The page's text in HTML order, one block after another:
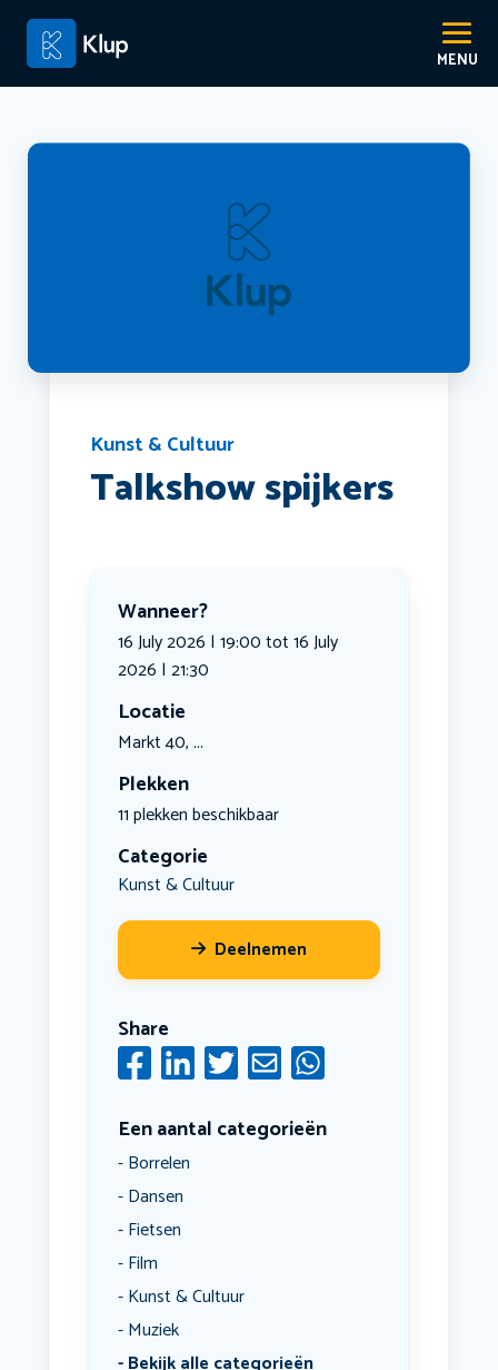
Kunst & Cultuur
Talkshow spijkers
Wanneer?
16 July 2026 | 19:00 tot 16 July
2026 | 21:30
Locatie
Markt 40, ...
Plekken
11 plekken beschikbaar
Categorie
Kunst & Cultuur
Deelnemen
Share
Een aantal categorieën
Borrelen
Dansen
Fietsen
Film
Kunst & Cultuur
Muziek